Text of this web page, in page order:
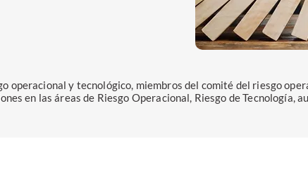
operacional y tecnológico, miembros del comité del riesgo
en las áreas de Riesgo Operacional, Riesgo de Tecnología,